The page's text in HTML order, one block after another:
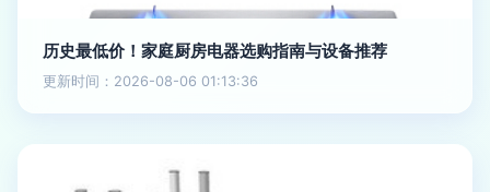
历史最低价！家庭厨房电器选购指南与设备推荐
更新时间：2026-08-06 01:13:36